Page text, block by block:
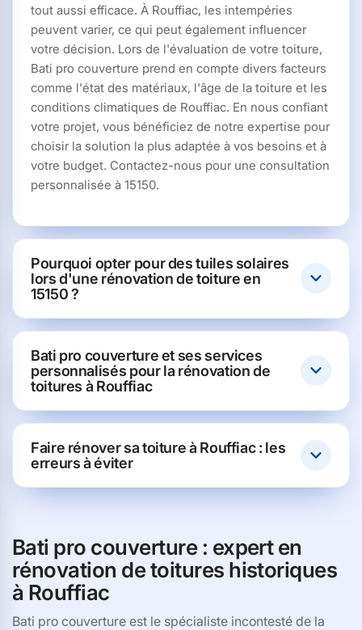
tout aussi efficace. À Rouffiac, les intempéries
peuvent varier, ce qui peut également influencer
votre décision. Lors de l'évaluation de votre toiture,
Bati pro couverture prend en compte divers facteurs
comme l'état des matériaux, l'âge de la toiture et les
conditions climatiques de Rouffiac. En nous confiant
votre projet, vous bénéficiez de notre expertise pour
choisir la solution la plus adaptée à vos besoins et à
votre budget. Contactez-nous pour une consultation
personnalisée à 15150.
Pourquoi opter pour des tuiles solaires
lors d'une rénovation de toiture en
15150 ?
Bati pro couverture et ses services
personnalisés pour la rénovation de
toitures à Rouffiac
Faire rénover sa toiture à Rouffiac : les
erreurs à éviter
Bati pro couverture : expert en
rénovation de toitures historiques
à Rouffiac
Bati pro couverture est le spécialiste incontesté de la